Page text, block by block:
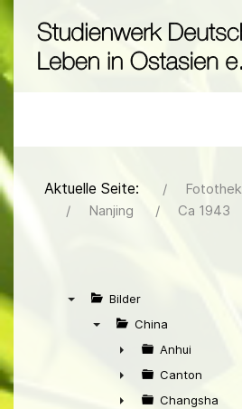
Aktuelle Seite: Fotothek
Nanjing
Ca 1943
Bilder
China
►
Anhui
►
Canton
Changsha